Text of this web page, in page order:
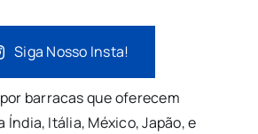
Siga Nosso Insta!
barracas que oferecem
Índia, Itália, México, Japão, e